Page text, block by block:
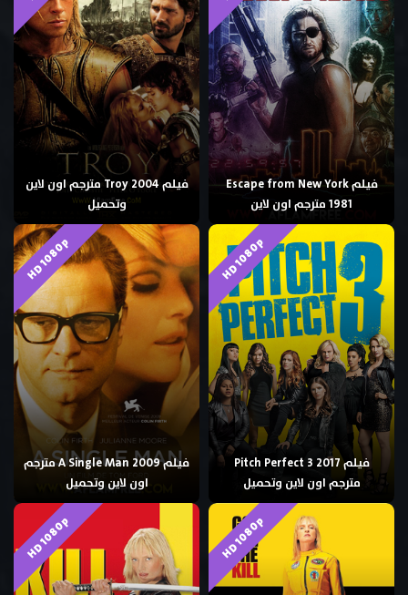
فيلم Escape from New York
1981 مترجم اون لاين
فيلم Troy 2004 مترجم اون لاين
وتحميل
HD 1080p
فيلم Pitch Perfect 3 2017
مترجم اون لاين وتحميل
HD 1080p
فيلم A Single Man 2009 مترجم
اون لاين وتحميل
HD 1080p
HD 1080p